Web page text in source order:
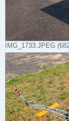
IMG_1733.JPEG